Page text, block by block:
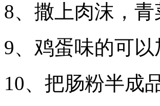
8、撒上肉沫，
9、鸡蛋味的可
10、把肠粉半成